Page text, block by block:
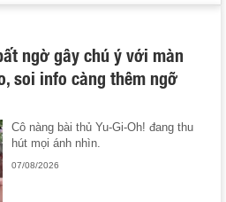
ngờ gây chú ý với màn
soi info càng thêm ngỡ
Cô nàng bài thủ Yu-Gi-Oh! đang thu
hút mọi ánh nhìn.
07/08/2026